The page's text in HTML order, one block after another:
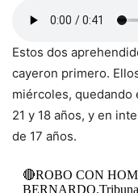
Estos dos
cayeron primero.
miércoles,
21 y 18 años, y en
de 17 años.
🔴ROBO CON